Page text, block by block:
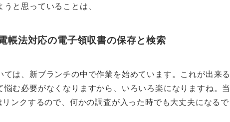
と思っていることは、
帳法対応の電子領収書の保存と検索
は、新ブランチの中で作業を始めています。これが出来る
悩む必要がなくなりますから、いろいろ楽になりますね。
ンクするので、何かの調査が入った時でも大丈夫になるで